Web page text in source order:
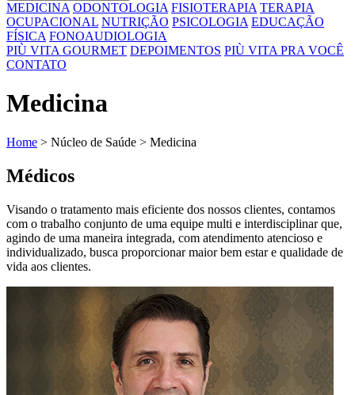
MEDICINA ODONTOLOGIA FISIOTERAPIA TERAPIA
OCUPACIONAL NUTRIÇÃO PSICOLOGIA EDUCAÇÃO
FÍSICA FONOAUDIOLOGIA
PIÙ VITA GOURMET DEPOIMENTOS PIÙ VITA PRA VOCÊ
CONTATO
Medicina
Home > Núcleo de Saúde > Medicina
Médicos
Visando o tratamento mais eficiente dos nossos clientes, contamos
com o trabalho conjunto de uma equipe multi e interdisciplinar que,
agindo de uma maneira integrada, com atendimento atencioso e
individualizado, busca proporcionar maior bem estar e qualidade de
vida aos clientes.